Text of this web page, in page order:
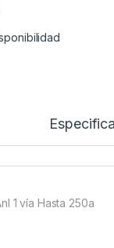
1 vía Hasta 250a